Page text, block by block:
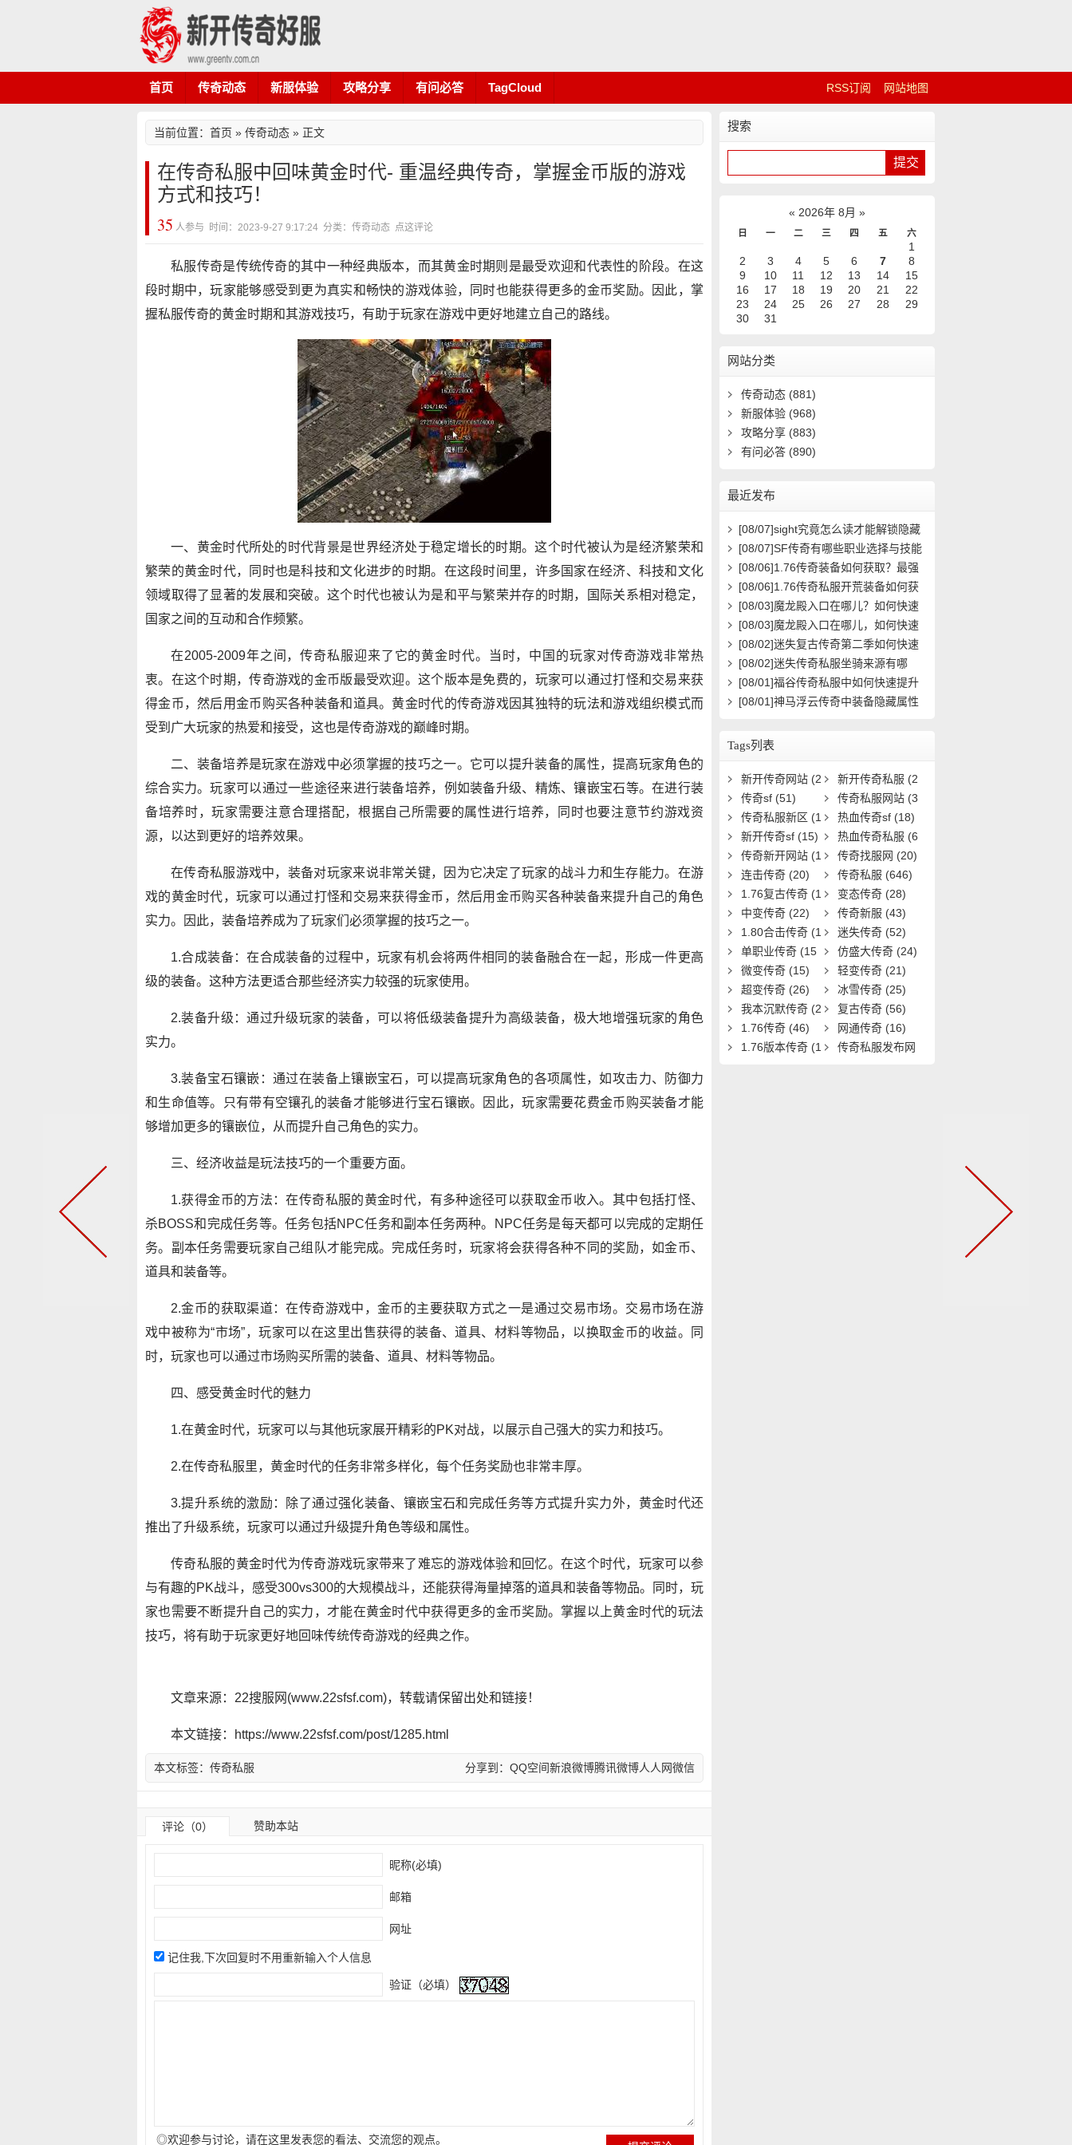
首页 传奇动态 新服体验 攻略分享 有问必答 TagCloud RSS订阅 网站地图
当前位置： 首页 » 传奇动态 » 正文
在传奇私服中回味黄金时代- 重温经典传奇，掌握金币版的游戏
方式和技巧！
35 人参与 时间：2023-9-27 9:17:24 分类：传奇动态 点这评论
私服传奇是传统传奇的其中一种经典版本，而其黄金时期则是最受欢迎和代表性的阶段。在这
段时期中，玩家能够感受到更为真实和畅快的游戏体验，同时也能获得更多的金币奖励。因此，掌
握私服传奇的黄金时期和其游戏技巧，有助于玩家在游戏中更好地建立自己的路线。
一、黄金时代所处的时代背景是世界经济处于稳定增长的时期。这个时代被认为是经济繁荣和
繁荣的黄金时代，同时也是科技和文化进步的时期。在这段时间里，许多国家在经济、科技和文化
领域取得了显著的发展和突破。这个时代也被认为是和平与繁荣并存的时期，国际关系相对稳定，
国家之间的互动和合作频繁。
在2005-2009年之间，传奇私服迎来了它的黄金时代。当时，中国的玩家对传奇游戏非常热
衷。在这个时期，传奇游戏的金币版最受欢迎。这个版本是免费的，玩家可以通过打怪和交易来获
得金币，然后用金币购买各种装备和道具。黄金时代的传奇游戏因其独特的玩法和游戏组织模式而
受到广大玩家的热爱和接受，这也是传奇游戏的巅峰时期。
二、装备培养是玩家在游戏中必须掌握的技巧之一。它可以提升装备的属性，提高玩家角色的
综合实力。玩家可以通过一些途径来进行装备培养，例如装备升级、精炼、镶嵌宝石等。在进行装
备培养时，玩家需要注意合理搭配，根据自己所需要的属性进行培养，同时也要注意节约游戏资
源，以达到更好的培养效果。
在传奇私服游戏中，装备对玩家来说非常关键，因为它决定了玩家的战斗力和生存能力。在游
戏的黄金时代，玩家可以通过打怪和交易来获得金币，然后用金币购买各种装备来提升自己的角色
实力。因此，装备培养成为了玩家们必须掌握的技巧之一。
1.合成装备：在合成装备的过程中，玩家有机会将两件相同的装备融合在一起，形成一件更高
级的装备。这种方法更适合那些经济实力较强的玩家使用。
2.装备升级：通过升级玩家的装备，可以将低级装备提升为高级装备，极大地增强玩家的角色
实力。
3.装备宝石镶嵌：通过在装备上镶嵌宝石，可以提高玩家角色的各项属性，如攻击力、防御力
和生命值等。只有带有空镶孔的装备才能够进行宝石镶嵌。因此，玩家需要花费金币购买装备才能
够增加更多的镶嵌位，从而提升自己角色的实力。
三、经济收益是玩法技巧的一个重要方面。
1.获得金币的方法：在传奇私服的黄金时代，有多种途径可以获取金币收入。其中包括打怪、
杀BOSS和完成任务等。任务包括NPC任务和副本任务两种。NPC任务是每天都可以完成的定期任
务。副本任务需要玩家自己组队才能完成。完成任务时，玩家将会获得各种不同的奖励，如金币、
道具和装备等。
2.金币的获取渠道：在传奇游戏中，金币的主要获取方式之一是通过交易市场。交易市场在游
戏中被称为“市场”，玩家可以在这里出售获得的装备、道具、材料等物品，以换取金币的收益。同
时，玩家也可以通过市场购买所需的装备、道具、材料等物品。
四、感受黄金时代的魅力
1.在黄金时代，玩家可以与其他玩家展开精彩的PK对战，以展示自己强大的实力和技巧。
2.在传奇私服里，黄金时代的任务非常多样化，每个任务奖励也非常丰厚。
3.提升系统的激励：除了通过强化装备、镶嵌宝石和完成任务等方式提升实力外，黄金时代还
推出了升级系统，玩家可以通过升级提升角色等级和属性。
传奇私服的黄金时代为传奇游戏玩家带来了难忘的游戏体验和回忆。在这个时代，玩家可以参
与有趣的PK战斗，感受300vs300的大规模战斗，还能获得海量掉落的道具和装备等物品。同时，玩
家也需要不断提升自己的实力，才能在黄金时代中获得更多的金币奖励。掌握以上黄金时代的玩法
技巧，将有助于玩家更好地回味传统传奇游戏的经典之作。
文章来源：22搜服网(www.22sfsf.com)，转载请保留出处和链接！
本文链接：https://www.22sfsf.com/post/1285.html
分享到： QQ空间新浪微博腾讯微博人人网微信
本文标签： 传奇私服
评论（0） 赞助本站
昵称(必填)
邮箱
网址
记住我,下次回复时不用重新输入个人信息
验证（必填）
◎欢迎参与讨论，请在这里发表您的看法、交流您的观点。
搜索
« 2026年 8月 »
日 一 二 三 四 五 六
1
2
3 4 5 6 7
8
9
10 11 12 13 14
15
16
17 18 19 20 21
22
23
24 25 26 27 28
29
30
31
网站分类
传奇动态 (881)
新服体验 (968)
攻略分享 (883)
有问必答 (890)
最近发布
[08/07]sight究竟怎么读才能解锁隐藏
关卡？新手必看攻略解析
[08/07]SF传奇有哪些职业选择与技能
搭配攻略？
[08/06]1.76传奇装备如何获取？最强
装备属性与搭配攻略
[08/06]1.76传奇私服开荒装备如何获
取？在哪里能领取到？
[08/03]魔龙殿入口在哪儿？如何快速
到达并通关？
[08/03]魔龙殿入口在哪儿，如何快速
到达并通关？
[08/02]迷失复古传奇第二季如何快速
提升等级？
[08/02]迷失传奇私服坐骑来源有哪
些？如何获取全攻略？
[08/01]福谷传奇私服中如何快速提升
角色等级与装备获取效率？
[08/01]神马浮云传奇中装备隐藏属性
Tags列表
新开传奇网站 (2
5)
新开传奇私服 (2
8)
传奇sf (51) 传奇私服网站 (3
3)
传奇私服新区 (1
9)
热血传奇sf (18)
新开传奇sf (15) 热血传奇私服 (6
1)
传奇新开网站 (1
5)
传奇找服网 (20)
连击传奇 (20) 传奇私服 (646)
1.76复古传奇 (1
9)
变态传奇 (28)
中变传奇 (22) 传奇新服 (43)
1.80合击传奇 (1
8)
迷失传奇 (52)
单职业传奇 (15
1)
仿盛大传奇 (24)
微变传奇 (15) 轻变传奇 (21)
超变传奇 (26) 冰雪传奇 (25)
我本沉默传奇 (2
0)
复古传奇 (56)
1.76传奇 (46) 网通传奇 (16)
1.76版本传奇 (1
传奇私服发布网